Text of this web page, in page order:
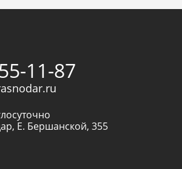
11-87
, Е. Бершанской, 355